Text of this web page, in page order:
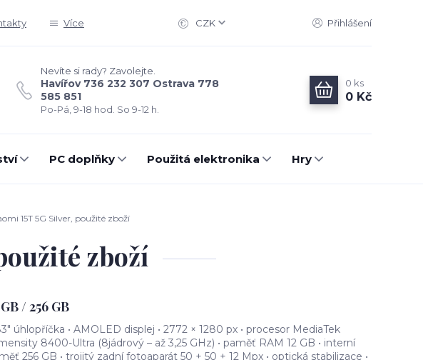
Více CZK Přihlášení
Nevíte si rady? Zavolejte.
Havířov 736 232 307 Ostrava 778
585 851
Po-Pá, 9-18 hod. So 9-12 h.
0 ks
0 Kč
PC doplňky Použitá elektronika Hry
15T 5G Silver, použité zboží
zboží
/ 256 GB
úhlopříčka • AMOLED displej • 2772 × 1280 px • procesor MediaTek
8400-Ultra (8jádrový – až 3,25 GHz) • paměť RAM 12 GB • interní
256 GB • trojitý zadní fotoaparát 50 + 50 + 12 Mpx • optická stabilizace •